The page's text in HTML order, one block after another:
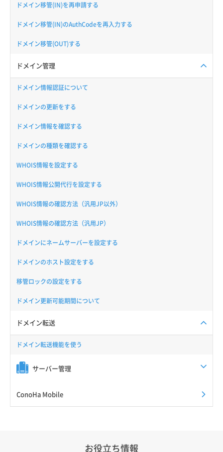
ドメイン移管(IN)を再申請する
ドメイン移管(IN)のAuthCodeを再入力する
ドメイン移管(OUT)する
ドメイン管理
ドメイン情報認証について
ドメインの更新をする
ドメイン情報を確認する
ドメインの種類を確認する
WHOIS情報を設定する
WHOIS情報公開代行を設定する
WHOIS情報の確認方法（汎用JP以外）
WHOIS情報の確認方法（汎用JP）
ドメインにネームサーバーを設定する
ドメインのホスト設定をする
移管ロックの設定をする
ドメイン更新可能期間について
ドメイン転送
ドメイン転送機能を使う
サーバー管理
ConoHa Mobile
お役立ち情報